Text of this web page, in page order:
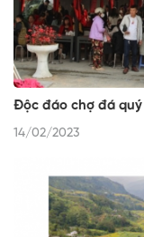
Độc đáo chợ đá
14/02/2023